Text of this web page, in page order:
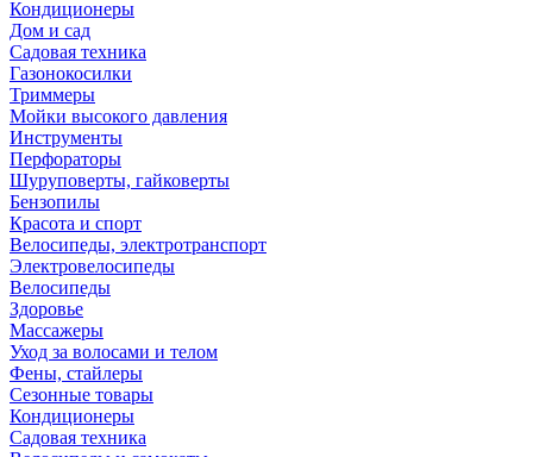
Кондиционеры
Дом и сад
Садовая техника
Газонокосилки
Триммеры
Мойки высокого давления
Инструменты
Перфораторы
Шуруповерты, гайковерты
Бензопилы
Красота и спорт
Велосипеды, электротранспорт
Электровелосипеды
Велосипеды
Здоровье
Массажеры
Уход за волосами и телом
Фены, стайлеры
Сезонные товары
Кондиционеры
Садовая техника